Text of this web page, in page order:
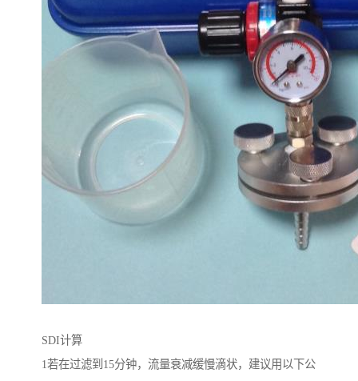
SDI计算
1若在过滤到15分钟，流量衰减缓慢滴状，建议用以下公